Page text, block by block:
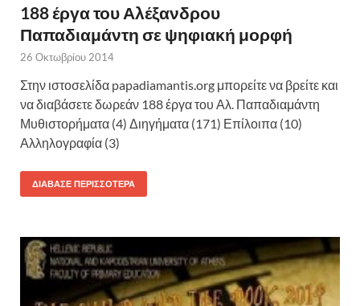
188 έργα του Αλέξανδρου
Παπαδιαμάντη σε ψηφιακή μορφή
26 Οκτωβρίου 2014
Στην ιστοσελίδα papadiamantis.org μπορείτε να βρείτε και
να διαβάσετε δωρεάν 188 έργα του Αλ. Παπαδιαμάντη
Μυθιστορήματα (4) Διηγήματα (171) Επίλοιπα (10)
Αλληλογραφία (3)
ΔΙΆΒΑΣΕ ΠΕΡΙΣΣΌΤΕΡΑ